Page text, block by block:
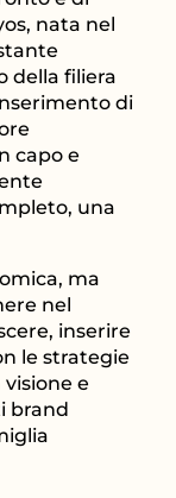
nata nel
della filiera
di
capo e
una
ma
nel
inserire
le strategie
e
brand